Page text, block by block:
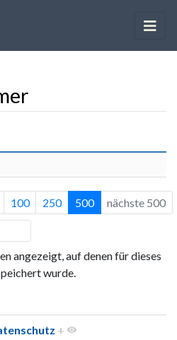
100 250 500 nächste 500
angezeigt, auf denen für dieses
wurde.
+